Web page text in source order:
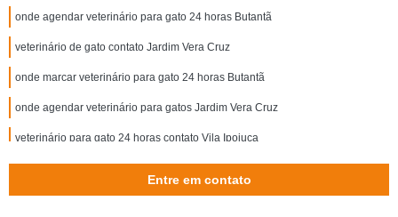
onde agendar veterinário para gato 24 horas Butantã
veterinário de gato contato Jardim Vera Cruz
onde marcar veterinário para gato 24 horas Butantã
onde agendar veterinário para gatos Jardim Vera Cruz
veterinário para gato 24 horas contato Vila Ipojuca
veterinário especializado em felinos contato Sumarezinho
Entre em contato